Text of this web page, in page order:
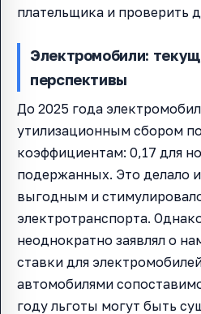
плательщика и проверить
Электромобили:
перспективы
До 2025 года
утилизационным сбором
коэффициентам: 0,17 для
подержанных. Это делало
выгодным и
электротранспорта.
неоднократно заявлял о
ставки для
автомобилями
году льготы могут быть